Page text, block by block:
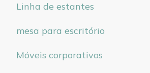
Linha de estantes
mesa para escritório
Móveis corporativos